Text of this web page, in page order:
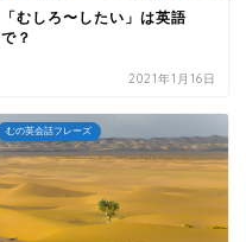
「むしろ〜したい」は英語
で？
2021年1月16日
むの英会話フレーズ